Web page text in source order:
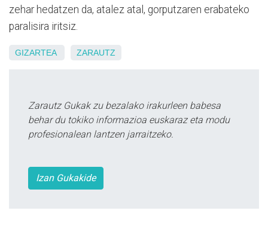
zehar hedatzen da, atalez atal, gorputzaren erabateko
paralisira iritsiz.
GIZARTEA ZARAUTZ
Zarautz Gukak zu bezalako irakurleen babesa
behar du tokiko informazioa euskaraz eta modu
profesionalean lantzen jarraitzeko.
Izan Gukakide